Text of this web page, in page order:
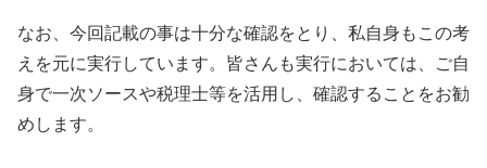
なお、今回記載の事は十分な確認をとり、私自身もこの考
えを元に実行しています。皆さんも実行においては、ご自
身で一次ソースや税理士等を活用し、確認することをお勧
めします。